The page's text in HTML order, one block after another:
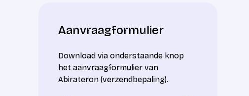
Aanvraagformulier
Download via onderstaande knop
het aanvraagformulier van
Abirateron (verzendbepaling).